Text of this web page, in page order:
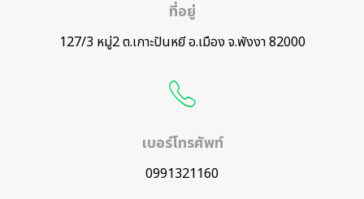
ที่อยู่
127/3 หมู่2 ต.เกาะปันหยี อ.เมือง จ.พังงา 82000
เบอร์โทรศัพท์
0991321160